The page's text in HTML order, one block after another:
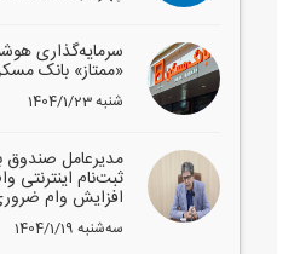
سرمایه‌گذاری
«ممتاز» بانک
1404/1/23 شنبه
مدیرعامل صندوق
ثبت‌نام
افزایش وام ضروری به ۵۰
1404/1/19 سه‌شنبه